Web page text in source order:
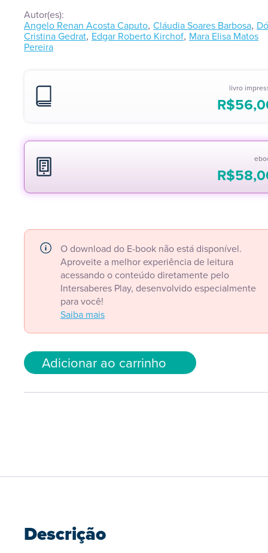
Autor(es):
Angelo Renan Acosta Caputo, Cláudia Soares Barbosa,
Cristina Gedrat, Edgar Roberto Kirchof, Mara Elisa Matos
Pereira
livro
R$
R$
O download do E-book não está disponível.
Aproveite a melhor experiência de leitura
acessando o conteúdo diretamente pelo
Intersaberes Play, desenvolvido especialmente
para você!
Saiba mais
Adicionar ao carrinho
Descrição